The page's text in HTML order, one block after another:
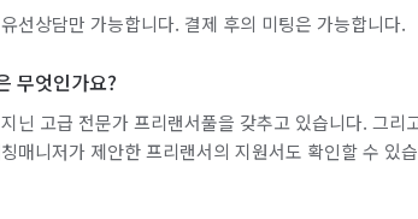
선상담만 가능합니다. 결제 후의 미팅은 가능합니다.
무엇인가요?
닌 고급 전문가 프리랜서풀을 갖추고 있습니다. 그리
매니저가 제안한 프리랜서의 지원서도 확인할 수 있